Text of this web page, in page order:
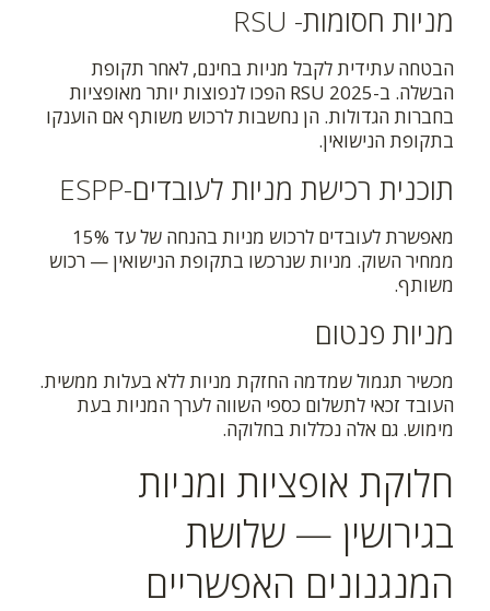
מניות חסומות- RSU
הבטחה עתידית לקבל מניות בחינם, לאחר תקופת
הבשלה. ב-2025 RSU הפכו לנפוצות יותר מאופציות
בחברות הגדולות. הן נחשבות לרכוש משותף אם הוענקו
בתקופת הנישואין.
תוכנית רכישת מניות לעובדים-ESPP
מאפשרת לעובדים לרכוש מניות בהנחה של עד 15%
ממחיר השוק. מניות שנרכשו בתקופת הנישואין — רכוש
משותף.
מניות פנטום
מכשיר תגמול שמדמה החזקת מניות ללא בעלות ממשית.
העובד זכאי לתשלום כספי השווה לערך המניות בעת
מימוש. גם אלה נכללות בחלוקה.
חלוקת אופציות ומניות
בגירושין — שלושת
המנגנונים האפשריים